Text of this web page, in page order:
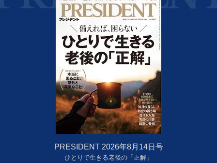
PRESIDENT 2026年8月14日号
ひとりで生きる老後の「正解」